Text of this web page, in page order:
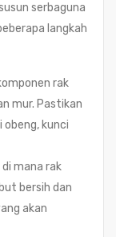
serbaguna
langkah
rak
mur. Pastikan
kunci
mana rak
bersih dan
akan